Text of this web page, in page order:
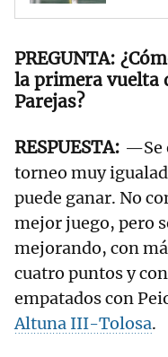
la primera vuelta
Parejas?
—Se
torneo muy
puede ganar. No
mejor juego, pero
mejorando, con
cuatro puntos y
empatados con
Altuna III-Tolosa.